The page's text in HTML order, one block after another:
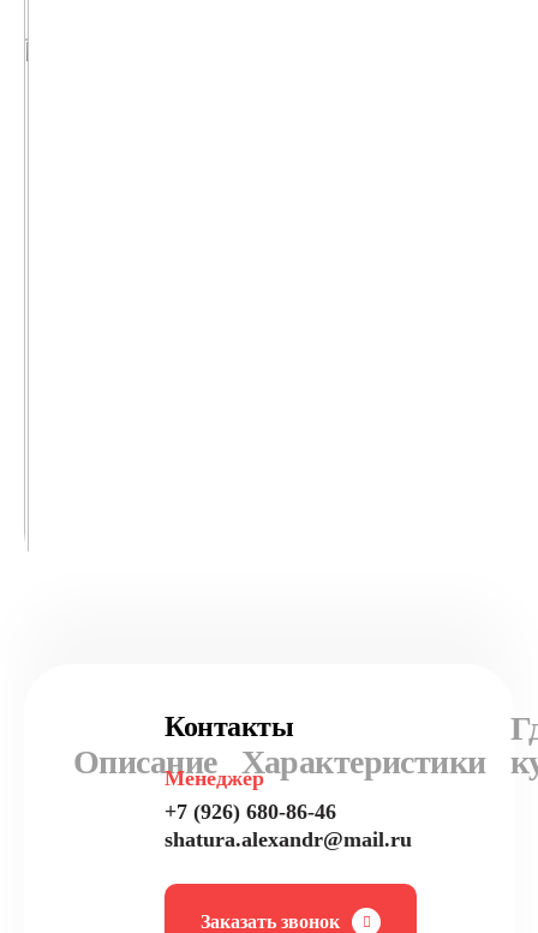
Описание Характеристики
Контакты
Менеджер
+7 (926) 680-86-46
shatura.alexandr@mail.ru
Заказать звонок